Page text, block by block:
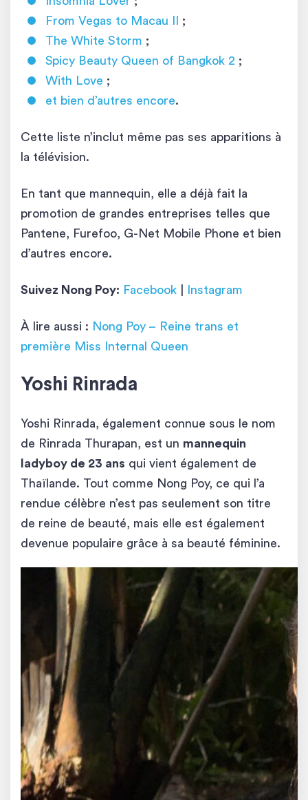
From Vegas to Macau II
;
The White Storm ;
Spicy Beauty Queen of Bangkok 2 ;
With Love ;
et bien d’autres encore.
Cette liste n’inclut même pas ses apparitions à
la télévision.
En tant que mannequin, elle a déjà fait la
promotion de grandes entreprises telles que
Pantene, Furefoo, G-Net Mobile Phone et bien
d’autres encore.
Suivez Nong Poy: Facebook Instagram
À lire aussi : Nong Poy – Reine trans et
première Miss Internal Queen
Yoshi Rinrada
Yoshi Rinrada, également connue sous le nom
de Rinrada Thurapan, est un mannequin
ladyboy de 23 ans qui vient également de
Thaïlande. Tout comme Nong Poy, ce qui l’a
rendue célèbre n’est pas seulement son titre
de reine de beauté, mais elle est également
devenue populaire grâce à sa beauté féminine.